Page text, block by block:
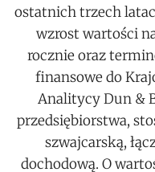
ostatnich trzech
wzrost wartości
rocznie oraz
finansowe do
Analitycy Dun &
przedsiębiorstwa,
szwajcarską,
dochodową. O